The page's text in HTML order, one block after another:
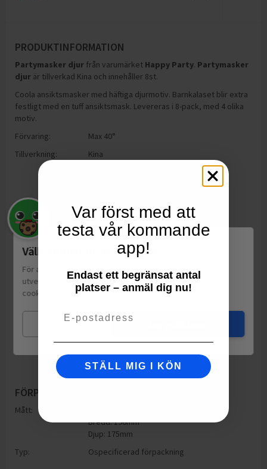
PRODUKTINFORMATION
Partymasker djur från varumärket Happy Party. Partymasker
djur är tillverkad Kina och innehåller 8st.
Coola ansiktsmasker med häftiga djurmotiv. Barnkalaset blir extra
festligt med en tuff ansiktsmask. Levereras i 8-pack, med 4 olika
motiv.
Förvaring:
Max 40°
Tillverkning:
Kina
FÖRPACKNING
Mått:
Bredd: 190mm
Djup: 175mm
Typ:
Ospecificerad förpackning
Välkommen till Matspar.se
För att leverera en personlig upplevelse, mäta sajtens
utveckling och ha sociala medier-koppling använder vi
cookies.
Läs mer
Mina val
Var först med att
testa vår kommande
app!
Endast ett begränsat antal
platser – anmäl dig nu!
STÄLL MIG I KÖN